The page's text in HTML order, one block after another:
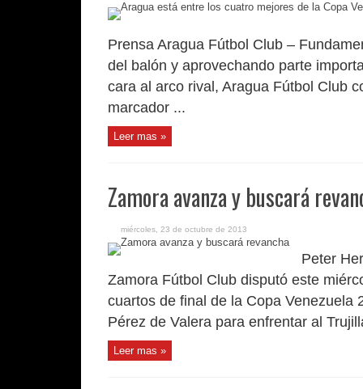
Prensa Aragua Fútbol Club –
del balón y aprovechando parte
cara al arco rival, Aragua Fútbol Club
marcador ...
Leer mas »
Zamora avanza y buscará
miércoles, 23 de octubre de 2013
Peter
Zamora Fútbol Club disputó este
cuartos de final de la Copa Venezuela
Pérez de Valera para enfrentar al
Leer mas »